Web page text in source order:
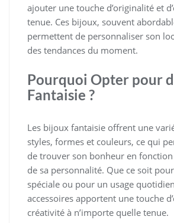
ajouter une touche d’originalité et
tenue. Ces bijoux, souvent
permettent de personnaliser son
des tendances du moment.
Pourquoi Opter pour
Fantaisie ?
Les bijoux fantaisie offrent une
styles, formes et couleurs, ce qui
de trouver son bonheur en fonction
de sa personnalité. Que ce soit
spéciale ou pour un usage
accessoires apportent une touche
créativité à n’importe quelle tenue.